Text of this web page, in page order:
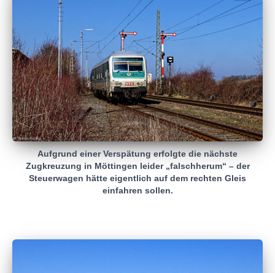
Aufgrund einer Verspätung erfolgte die nächste
Zugkreuzung in Möttingen leider „falschherum“ – der
Steuerwagen hätte eigentlich auf dem rechten Gleis
einfahren sollen.